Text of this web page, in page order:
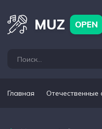
MUZ OPEN
Главная Отечественные
артисты